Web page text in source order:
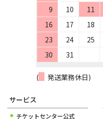
9
10 11
16
17 18
23
24 25
30
31
( 発送業務休日)
サービス
チケットセンター公式